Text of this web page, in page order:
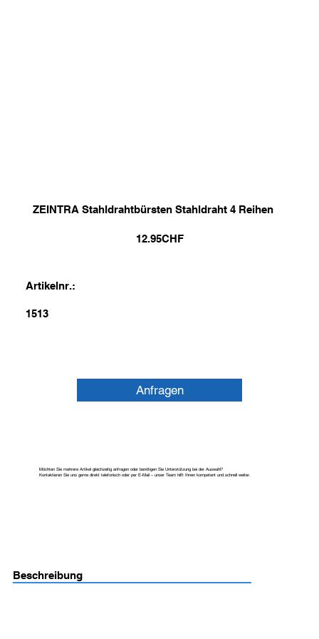
ZEINTRA Stahldrahtbürsten Stahldraht 4 Reihen
12.95CHF
Artikelnr.:
1513
Anfragen
Möchten Sie mehrere Artikel gleichzeitig anfragen oder benötigen Sie Unterstützung bei der Auswahl?
Kontaktieren Sie uns gerne direkt telefonisch oder per E-Mail – unser Team hilft Ihnen kompetent und schnell weiter.
Beschreibung